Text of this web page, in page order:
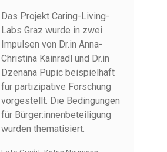
Das Projekt Caring-Living-
Labs Graz wurde in zwei
Impulsen von Dr.in Anna-
Christina Kainradl und Dr.in
Dzenana Pupic beispielhaft
für partizipative Forschung
vorgestellt. Die Bedingungen
für Bürger:innenbeteiligung
wurden thematisiert.